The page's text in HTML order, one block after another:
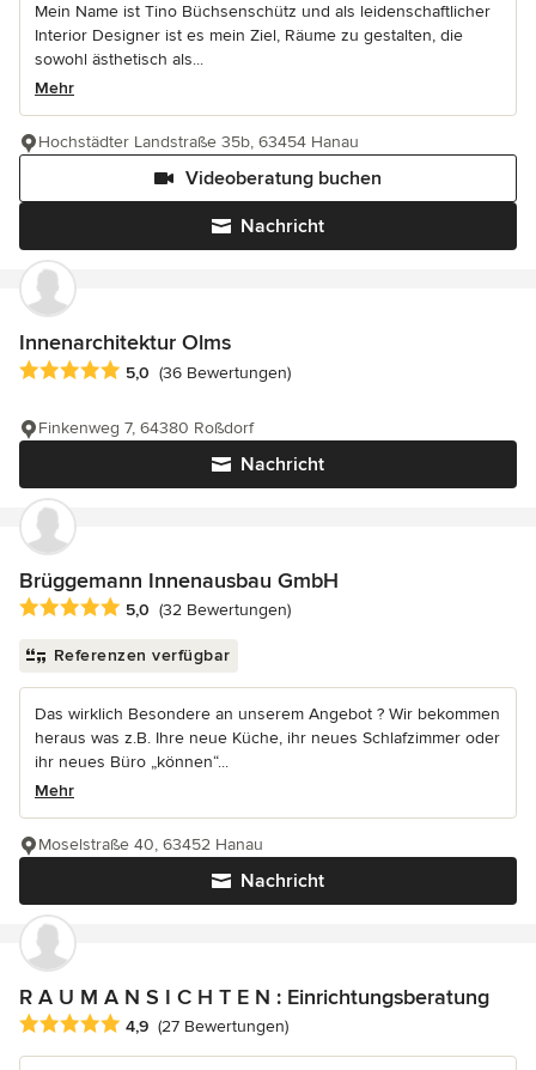
Mein Name ist Tino Büchsenschütz und als leidenschaftlicher
Interior Designer ist es mein Ziel, Räume zu gestalten, die
sowohl ästhetisch als...
Mehr
Nachricht
Videoberatung buchen
Hochstädter Landstraße 35b, 63454 Hanau
Innenarchitektur Olms
Durchschnittliche Bewertung: 5 von 5 Sternen
5,0 (36 Bewertungen)
Nachricht
Finkenweg 7, 64380 Roßdorf
Brüggemann Innenausbau GmbH
Durchschnittliche Bewertung: 5 von 5 Sternen
5,0 (32 Bewertungen)
Referenzen verfügbar
Das wirklich Besondere an unserem Angebot ? Wir bekommen
heraus was z.B. Ihre neue Küche, ihr neues Schlafzimmer oder
ihr neues Büro „können“...
Mehr
Nachricht
Moselstraße 40, 63452 Hanau
R A U M A N S I C H T E N : Einrichtungsberatung
Durchschnittliche Bewertung: 4.9 von 5 Sternen
4,9 (27 Bewertungen)